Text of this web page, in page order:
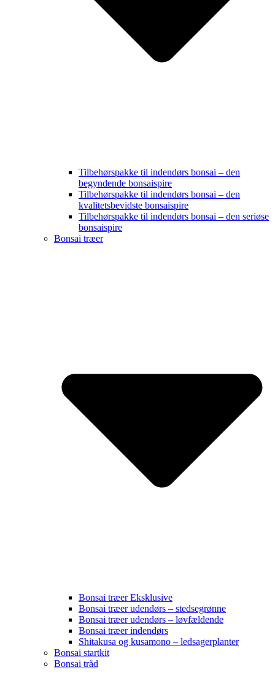
Tilbehørspakke til indendørs bonsai – den
begyndende bonsaispire
Tilbehørspakke til indendørs bonsai – den
kvalitetsbevidste bonsaispire
Tilbehørspakke til indendørs bonsai – den seriøse
bonsaispire
Bonsai træer
Bonsai træer Eksklusive
Bonsai træer udendørs – stedsegrønne
Bonsai træer udendørs – løvfældende
Bonsai træer indendørs
Shitakusa og kusamono – ledsagerplanter
Bonsai startkit
Bonsai tråd